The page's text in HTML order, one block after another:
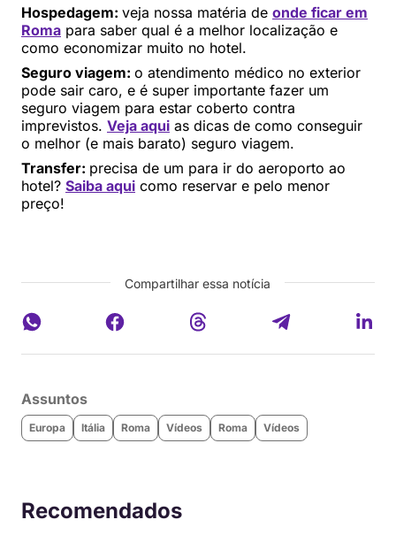
Hospedagem: veja nossa matéria de onde ficar em
Roma para saber qual é a melhor localização e
como economizar muito no hotel.
Seguro viagem: o atendimento médico no exterior
pode sair caro, e é super importante fazer um
seguro viagem para estar coberto contra
imprevistos. Veja aqui as dicas de como conseguir
o melhor (e mais barato) seguro viagem.
Transfer: precisa de um para ir do aeroporto ao
hotel? Saiba aqui como reservar e pelo menor
preço!
Compartilhar essa notícia
Assuntos
Europa Itália Roma Vídeos Roma Vídeos
Recomendados